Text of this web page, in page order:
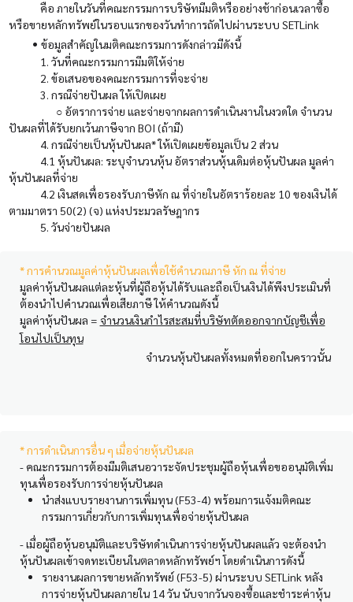
คือ ภายในวันที่คณะกรรมการบริษัทมีมติหรืออย่างช้าก่อนเวลาซื้อ
หรือขายหลักทรัพย์ในรอบแรกของวันทำการถัดไปผ่านระบบ SETLink
• ข้อมูลสำคัญในมติคณะกรรมการดังกล่าวมีดังนี้
1. วันที่คณะกรรมการมีมติให้จ่าย
2. ข้อเสนอของคณะกรรมการที่จะจ่าย
3. กรณีจ่ายปันผล ให้เปิดเผย
○ อัตราการจ่าย และจ่ายจากผลการดำเนินงานในงวดใด จำนวน
ปันผลที่ได้รับยกเว้นภาษีจาก BOI (ถ้ามี)
4. กรณีจ่ายเป็นหุ้นปันผล* ให้เปิดเผยข้อมูลเป็น 2 ส่วน
4.1 หุ้นปันผล: ระบุจำนวนหุ้น อัตราส่วนหุ้นเดิมต่อหุ้นปันผล มูลค่า
หุ้นปันผลที่จ่าย
4.2 เงินสดเพื่อรองรับภาษีหัก ณ ที่จ่ายในอัตราร้อยละ 10 ของเงินได้
ตามมาตรา 50(2) (จ) แห่งประมวลรัษฎากร
5. วันจ่ายปันผล
* การคำนวณมูลค่าหุ้นปันผลเพื่อใช้คำนวณภาษี หัก ณ ที่จ่าย
มูลค่าหุ้นปันผลแต่ละหุ้นที่ผู้ถือหุ้นได้รับและถือเป็นเงินได้พึงประเมินที่
ต้องนำไปคำนวณเพื่อเสียภาษี ให้คำนวณดังนี้
มูลค่าหุ้นปันผล = จำนวนเงินกำไรสะสมที่บริษัทตัดออกจากบัญชีเพื่อ
โอนไปเป็นทุน
จำนวนหุ้นปันผลทั้งหมดที่ออกในคราวนั้น
* การดำเนินการอื่น ๆ เมื่อจ่ายหุ้นปันผล
- คณะกรรมการต้องมีมติเสนอวาระจัดประชุมผู้ถือหุ้นเพื่อขออนุมัติเพิ่ม
ทุนเพื่อรองรับการจ่ายหุ้นปันผล
นำส่งแบบรายงานการเพิ่มทุน (F53-4) พร้อมการแจ้งมติคณะ
กรรมการเกี่ยวกับการเพิ่มทุนเพื่อจ่ายหุ้นปันผล
- เมื่อผู้ถือหุ้นอนุมัติและบริษัทดำเนินการจ่ายหุ้นปันผลแล้ว จะต้องนำ
หุ้นปันผลเข้าจดทะเบียนในตลาดหลักทรัพย์ฯ โดยดำเนินการดังนี้
รายงานผลการขายหลักทรัพย์ (F53-5) ผ่านระบบ SETLink หลัง
การจ่ายหุ้นปันผลภายใน 14 วัน นับจากวันจองซื้อและชำระค่าหุ้น